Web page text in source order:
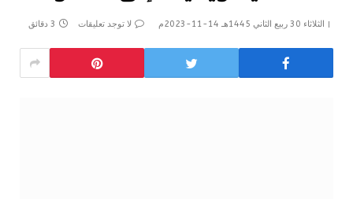
الثلاثاء 30 ربيع الثاني 1445هـ 14-11-2023م لا توجد تعليقات 3 دقائق